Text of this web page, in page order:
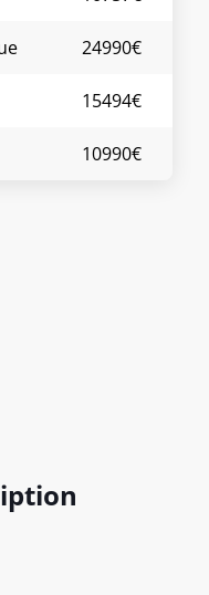
24990€
15494€
10990€